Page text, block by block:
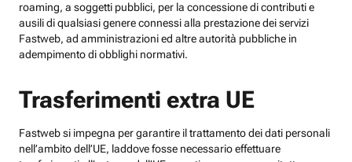
roaming, a soggetti pubblici, per la concessione di contributi e
ausili di qualsiasi genere connessi alla prestazione dei servizi
Fastweb, ad amministrazioni ed altre autorità pubbliche in
adempimento di obblighi normativi.
Trasferimenti extra UE
Fastweb si impegna per garantire il trattamento dei dati personali
nell’ambito dell’UE, laddove fosse necessario effettuare